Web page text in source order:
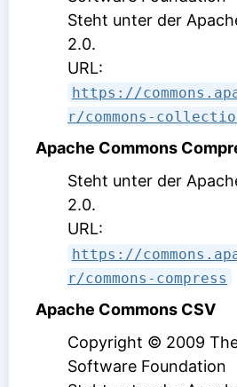
Steht unter der
2.0.
URL:
https://
r/commons-
Apache Commons
Steht unter der
2.0.
URL:
https://
r/commons-compress
Apache Commons CSV
Copyright © 2009
Software Foundation